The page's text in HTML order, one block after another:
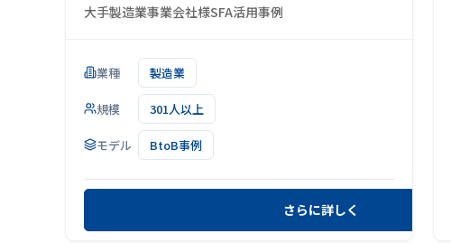
大手製造業事業会社様SFA活用事例
業種 製造業
規模 301人以上
モデル BtoB事例
さらに詳しく